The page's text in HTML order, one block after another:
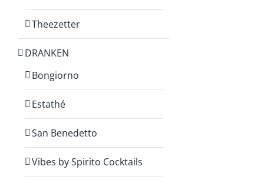
Theezetter
DRANKEN
Bongiorno
Estathé
San Benedetto
Vibes by Spirito Cocktails